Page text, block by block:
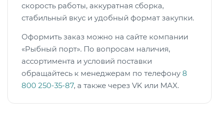
скорость работы, аккуратная сборка,
стабильный вкус и удобный формат закупки.
Оформить заказ можно на сайте компании
«Рыбный порт». По вопросам наличия,
ассортимента и условий поставки
обращайтесь к менеджерам по телефону 8
800 250-35-87, а также через VK или MAX.